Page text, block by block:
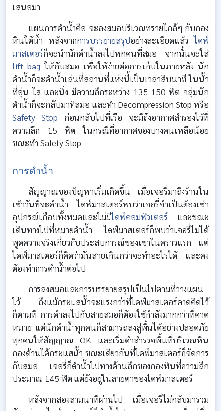
เสนอมา
แผนการดำน้ำคือ จะลงสมอบริเวณทรายใกล้ๆ กับกอง
หินใต้น้ำ หลังจากการบรรยายสรุปอย่างละเอียดแล้วไดฟ์
มาสเตอร์ก็จะนำนักดำน้ำลงไปหกคนที่สมอ จากนั้นจะใส่
lift bag ให้กับสมอ เพื่อให้ง่ายต่อการเก็บในภายหลัง นัก
ดำน้ำก็จะดำน้ำเล่นที่สถานที่แห่งนี้เป็นเวลาสิบนาที ในน้ำ
ที่อุ่น ใส และนิ่ง มีความลึกระหว่าง 135-150 ฟิต กลุ่มนัก
ดำน้ำก็จะกลับมาที่สมอ และทำ Decompression Stop หรือ
Safety Stop ก่อนกลับไปที่เรือ จะมีถังอากาศสำรองไว้ที่
ความลึก 15 ฟิต ในกรณีที่อากาศของบางคนเหลือน้อย
ขณะทำ Safety Stop
การดำน้ำ
สัญญาณของปัญหาเริ่มเกิดขึ้น เมื่อเจอรี่มาถึงร้านใน
เช้าวันที่จะดำน้ำ ไดฟ์มาสเตอร์พบว่าเจอรี่จำเป็นต้องเช่า
อุปกรณ์เกือบทั้งหมดและไม่มีไดฟ์คอมพิวเตอร์ และขณะ
เดินทางไปที่หมายดำน้ำ ไดฟ์มาสเตอร์ก็พบว่าเจอรี่ไม่ได้
พูดความจริงเกี่ยวกับประสบการณ์ของเขาในคราวแรก แต่
ไดฟ์มาสเตอร์ก็คิดว่ามันสายเกินกว่าจะทำอะไรได้ และคง
ต้องทำการดำน้ำต่อไป
การลงสมอและการบรรยายสรุปเป็นไปตามที่วางแผน
ไว้ ถึงแม้กระแสน้ำจะแรงกว่าที่ไดฟ์มาสเตอร์คาดคิดไว้
ก็ตามที การดำลงไปกับสายสมอก็ต้องใช้กำลังมากกว่าที่คาด
หมาย แต่นักดำน้ำทุกคนก็สามารถลงสู่พื้นได้อย่างปลอดภัย
ทุกคนให้สัญญาณ OK และเริ่มดำสำรวจพื้นที่บริเวณหิน
กองด้านใต้กระแสน้ำ ขณะเดียวกันที่ไดฟ์มาสเตอร์ก็จัดการ
กับสมอ เจอรี่ก็ดำน้ำไปทางด้านลึกของกองหินที่ความลึก
ประมาณ 145 ฟิต แต่ยังอยู่ในสายตาของไดฟ์มาสเตอร์
หลังจากสองสามนาทีผ่านไป เมื่อเจอรี่ไม่กลับมารวม